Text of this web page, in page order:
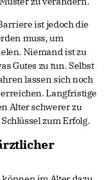
ist jedoch die
muss, um
Niemand ist zu
Gutes zu tun. Selbst
lassen sich noch
Langfristige
Alter schwerer zu
zum Erfolg.